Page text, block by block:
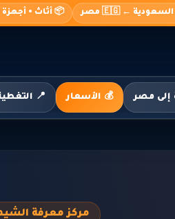
📦 أثاث •
💰 الأسعار 📍
مركز معرفة